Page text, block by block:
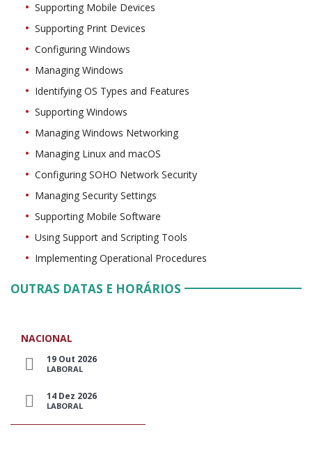
Supporting Mobile Devices
Supporting Print Devices
Configuring Windows
Managing Windows
Identifying OS Types and Features
Supporting Windows
Managing Windows Networking
Managing Linux and macOS
Configuring SOHO Network Security
Managing Security Settings
Supporting Mobile Software
Using Support and Scripting Tools
Implementing Operational Procedures
OUTRAS DATAS E HORÁRIOS
NACIONAL
19 Out 2026
LABORAL
14 Dez 2026
LABORAL